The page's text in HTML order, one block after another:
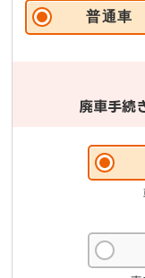
普通車
廃車手続